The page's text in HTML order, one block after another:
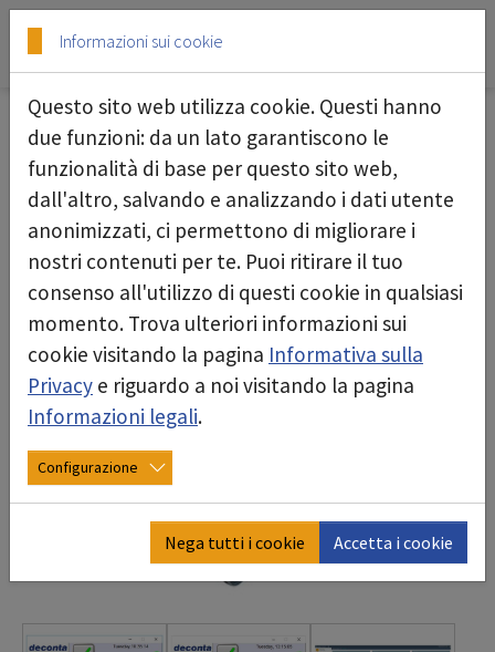
Skip to main content
Skip to page footer
Estrattore green dec G400
Informazioni sui cookie
Questo sito web utilizza cookie. Questi hanno
due funzioni: da un lato garantiscono le
funzionalità di base per questo sito web,
dall'altro, salvando e analizzando i dati utente
anonimizzati, ci permettono di migliorare i
nostri contenuti per te. Puoi ritirare il tuo
consenso all'utilizzo di questi cookie in qualsiasi
momento. Trova ulteriori informazioni sui
cookie visitando la pagina Informativa sulla
Privacy e riguardo a noi visitando la pagina
Informazioni legali.
Configurazione
Nega tutti i cookie Accetta i cookie